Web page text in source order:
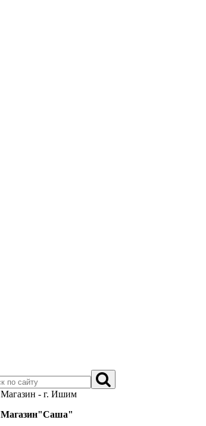
Магазин - г. Ишим
Магазин"Саша"